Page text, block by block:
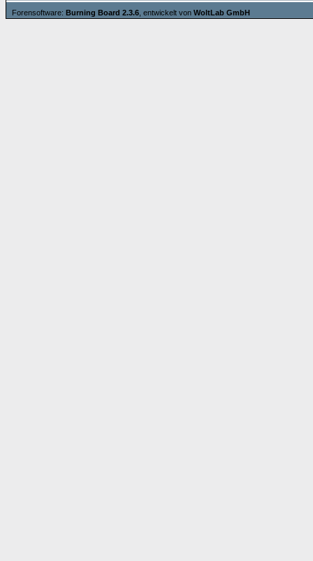
Forensoftware: Burning Board 2.3.6 , entwickelt von WoltLab GmbH